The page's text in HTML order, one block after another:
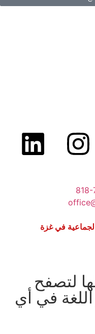
الجماعية في غزة
لتصفح
في أي